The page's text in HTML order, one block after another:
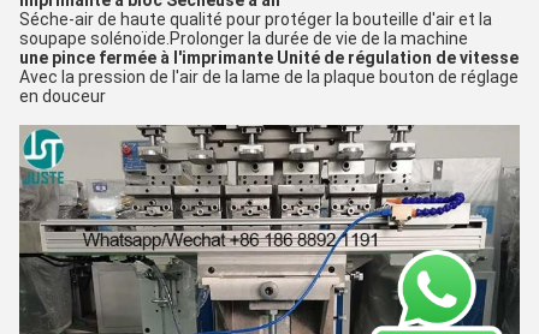
Séche-air de haute qualité pour protéger la bouteille d'air et la
soupape solénoïde. Prolonger la durée de vie de la machine
une pince fermée à l'imprimante Unité de régulation de vitesse
Avec la pression de l'air de la lame de la plaque bouton de réglage
en douceur